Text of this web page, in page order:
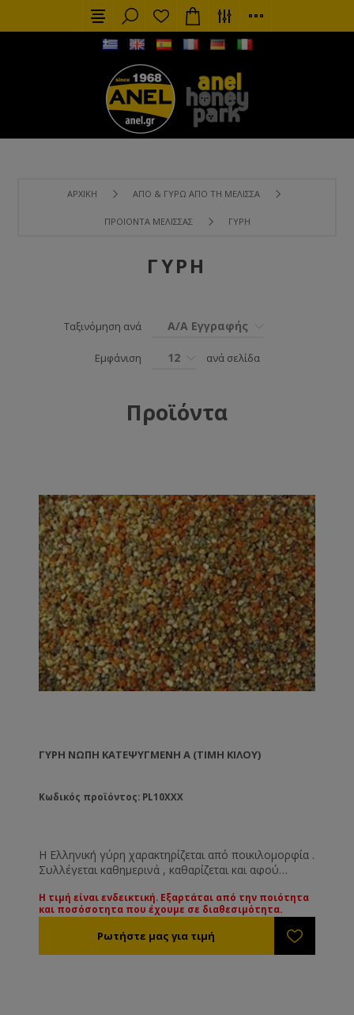
ΑΡΧΙΚΉ ΑΠΌ & ΓΎΡΩ ΑΠΌ ΤΗ ΜΈΛΙΣΣΑ
ΠΡΟΙΌΝΤΑ ΜΈΛΙΣΣΑΣ ΓΎΡΗ
ΓΎΡΗ
Ταξινόμηση ανά Α/Α Εγγραφής
Εμφάνιση 12 ανά σελίδα
Προϊόντα
ΓΎΡΗ ΝΩΠΉ ΚΑΤΕΨΥΓΜΈΝΗ Α (ΤΙΜΉ ΚΙΛΟΎ)
Κωδικός προϊόντος: PL10XXX
Η Ελληνική γύρη χαρακτηρίζεται από ποικιλομορφία .
Συλλέγεται καθημερινά , καθαρίζεται και αφού
σβολιάσει ) καταψύχεται . Η γύρη που προσφέρουμε
είναι 100% Ελληνική από παραγωγούς που σέβονται
κι αγαπούν τη δουλειά τους. Διακινείται
καταψυγμένη. Η Α ποιότητα συλλέγεται από
μεγαλύτερη ποικιλία λουλουδιών από ότι η Β
Η τιμή είναι ενδεικτική. Εξαρτάται από την ποιότητα
και ποσόσοτητα που έχουμε σε διαθεσιμότητα.